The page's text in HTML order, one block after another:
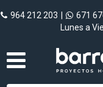
964 212 203 671
Lunes a